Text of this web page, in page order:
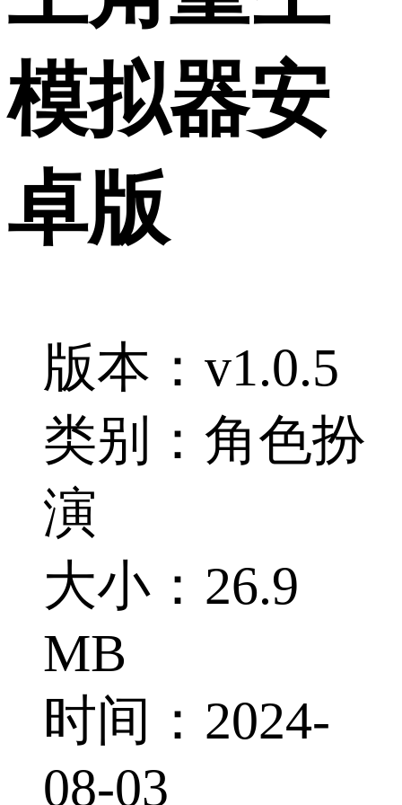
模拟器安
卓版
版本：v1.0.5
类别：角色扮
演
大小：26.9
MB
时间：2024-
08-03